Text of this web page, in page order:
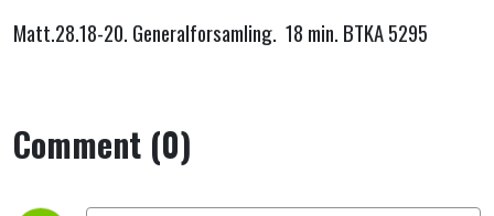
Matt.28.18-20. Generalforsamling. 18 min. BTKA 5295
Comment (0)